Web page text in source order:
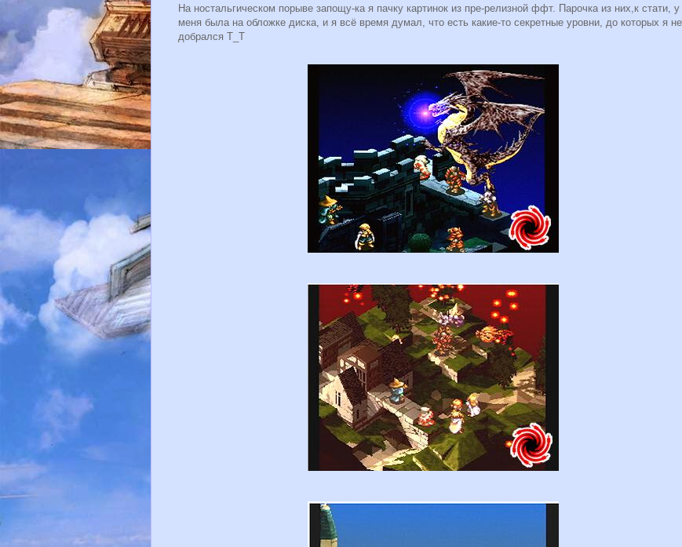
На ностальгическом порыве запощу-ка я пачку картинок из пре-релизной ффт. Парочка из них,к стати, у
меня была на обложке диска, и я всё время думал, что есть какие-то секретные уровни, до которых я не
добрался Т_Т